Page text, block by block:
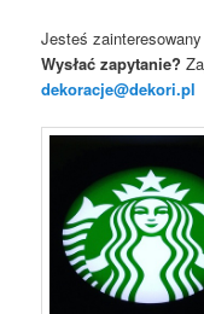
Jesteś
Wysłać zapytanie?
dekoracje@dekori.pl